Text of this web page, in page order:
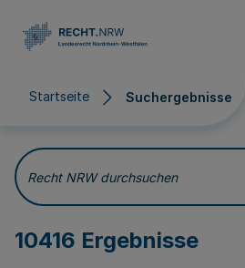
Startseite Suchergebnisse
Suchergebnisse
Recht NRW durchsuchen
10416 Ergebnisse